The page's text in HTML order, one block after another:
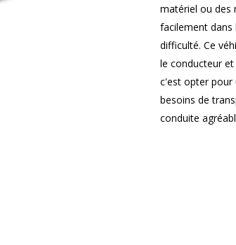
matériel ou des
facilement
difficulté. Ce
le conducteur et
c'est opter pour
besoins de
conduite